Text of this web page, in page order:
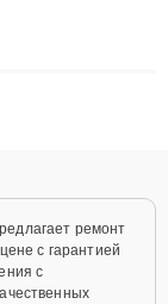
мастера
ремонт
с гарантией
с